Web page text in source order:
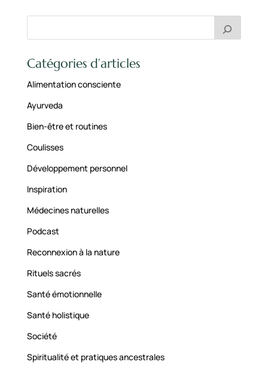
Catégories d’articles
Alimentation consciente
Ayurveda
Bien-être et routines
Coulisses
Développement personnel
Inspiration
Médecines naturelles
Podcast
Reconnexion à la nature
Rituels sacrés
Santé émotionnelle
Santé holistique
Société
Spiritualité et pratiques ancestrales